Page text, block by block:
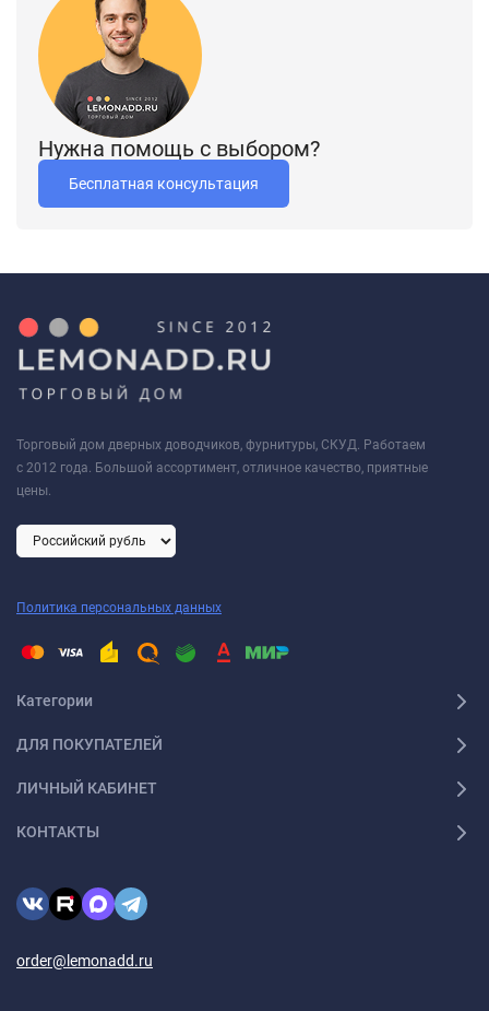
Нужна помощь с выбором?
Бесплатная консультация
Торговый дом дверных доводчиков, фурнитуры, СКУД. Работаем
с 2012 года. Большой ассортимент, отличное качество, приятные
цены.
Политика персональных данных
Категории
ДЛЯ ПОКУПАТЕЛЕЙ
ЛИЧНЫЙ КАБИНЕТ
КОНТАКТЫ
order@lemonadd.ru